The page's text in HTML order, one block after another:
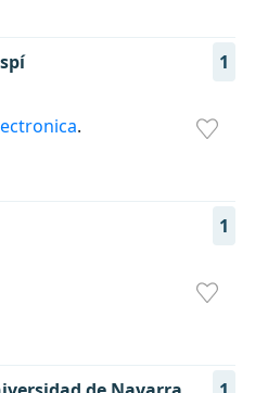
1
.
1